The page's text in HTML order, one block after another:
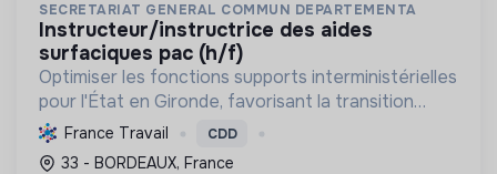
SECRETARIAT GENERAL COMMUN DEPARTEMENTA
instructeur/instructrice des aides
surfaciques pac (h/f)
Optimiser les fonctions supports interministérielles
pour l'État en Gironde, favorisant la transition
écologique par le soutien à l'agriculture durable et
biologique.
France Travail CDD
33 - BORDEAUX, France